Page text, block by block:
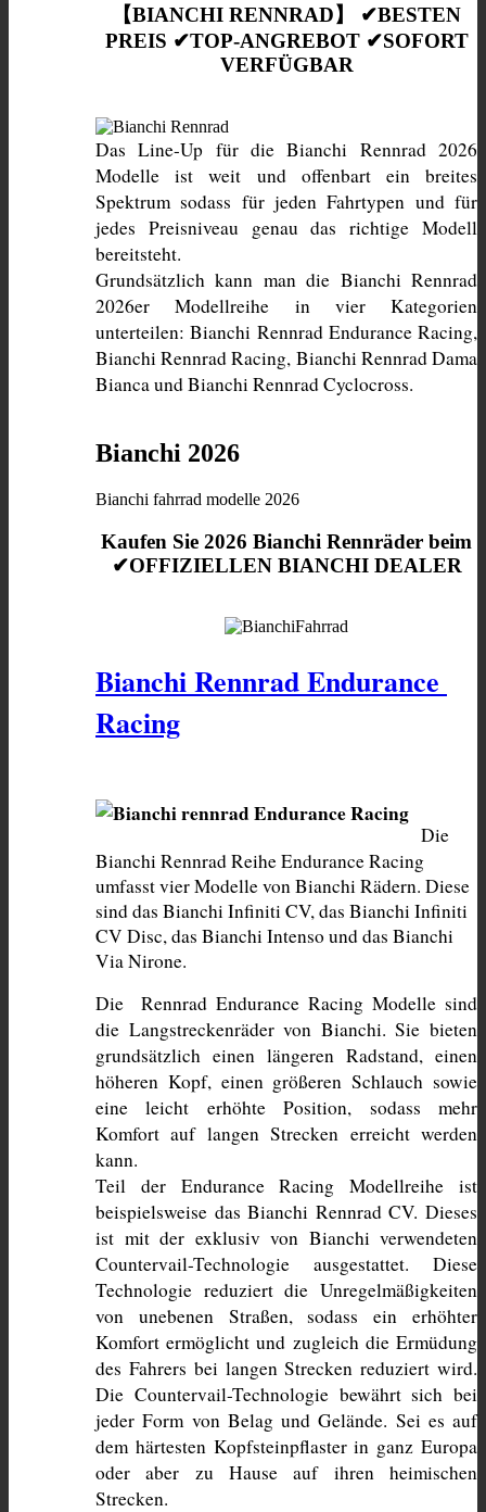
【BIANCHI RENNRAD】 ✔BESTEN
PREIS ✔TOP-ANGREBOT ✔SOFORT
VERFÜGBAR
Das Line-Up für die Bianchi Rennrad 2026
Modelle ist weit und offenbart ein breites
Spektrum sodass für jeden Fahrtypen und für
jedes Preisniveau genau das richtige Modell
bereitsteht.
Grundsätzlich kann man die Bianchi Rennrad
2026er Modellreihe in vier Kategorien
unterteilen: Bianchi Rennrad Endurance Racing,
Bianchi Rennrad Racing, Bianchi Rennrad Dama
Bianca und Bianchi Rennrad Cyclocross.
Bianchi 2026
Bianchi fahrrad modelle 2026
Kaufen Sie 2026 Bianchi Rennräder beim
✔OFFIZIELLEN BIANCHI DEALER
Bianchi Rennrad Endurance
Racing
Die
Bianchi Rennrad Reihe Endurance Racing
umfasst vier Modelle von Bianchi Rädern. Diese
sind das Bianchi Infiniti CV, das Bianchi Infiniti
CV Disc, das Bianchi Intenso und das Bianchi
Via Nirone.
Die  Rennrad Endurance Racing Modelle sind
die Langstreckenräder von Bianchi. Sie bieten
grundsätzlich einen längeren Radstand, einen
höheren Kopf, einen größeren Schlauch sowie
eine leicht erhöhte Position, sodass mehr
Komfort auf langen Strecken erreicht werden
kann.
Teil der Endurance Racing Modellreihe ist
beispielsweise das Bianchi Rennrad CV. Dieses
ist mit der exklusiv von Bianchi verwendeten
Countervail-Technologie ausgestattet. Diese
Technologie reduziert die Unregelmäßigkeiten
von unebenen Straßen, sodass ein erhöhter
Komfort ermöglicht und zugleich die Ermüdung
des Fahrers bei langen Strecken reduziert wird.
Die Countervail-Technologie bewährt sich bei
jeder Form von Belag und Gelände. Sei es auf
dem härtesten Kopfsteinpflaster in ganz Europa
oder aber zu Hause auf ihren heimischen
Strecken.